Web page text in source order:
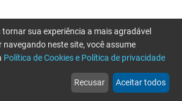
web
Notícias
more_horiz
Mais
sua experiência a mais agradável
navegando neste site, você assume
Política de Cookies e Política de privacidade
Recusar Aceitar todos
por favor tente novamente